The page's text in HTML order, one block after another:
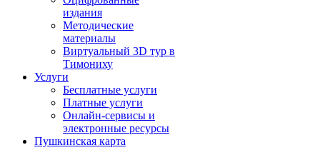
издания
Методические
материалы
Виртуальный 3D тур в
Тимониху
Услуги
Бесплатные услуги
Платные услуги
Онлайн-сервисы и
электронные ресурсы
Пушкинская карта